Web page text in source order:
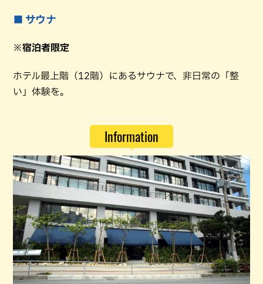
■ サウナ
※宿泊者限定
ホテル最上階（12階）にあるサウナで、非日常の「整
い」体験を。
Information